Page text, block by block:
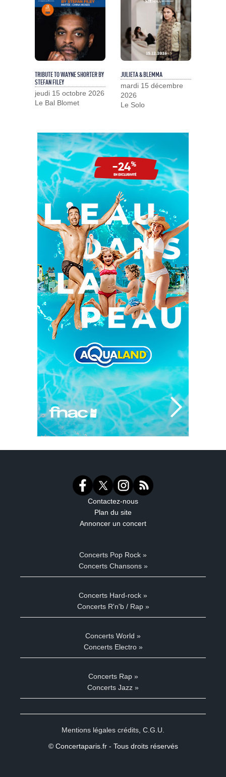
TRIBUTE TO WAYNE SHORTER BY
STEFAN FILEY
jeudi 15 octobre 2026
Le Bal Blomet
JULIETA & BLEMMA
mardi 15 décembre
2026
Le Solo
Contactez-nous
Plan du site
Annoncer un concert
Concerts Pop Rock »
Concerts Chansons »
Concerts Hard-rock »
Concerts R'n'b / Rap »
Concerts World »
Concerts Electro »
Concerts Rap »
Concerts Jazz »
Mentions légales crédits C.G.U.
© Concertaparis.fr - Tous droits réservés